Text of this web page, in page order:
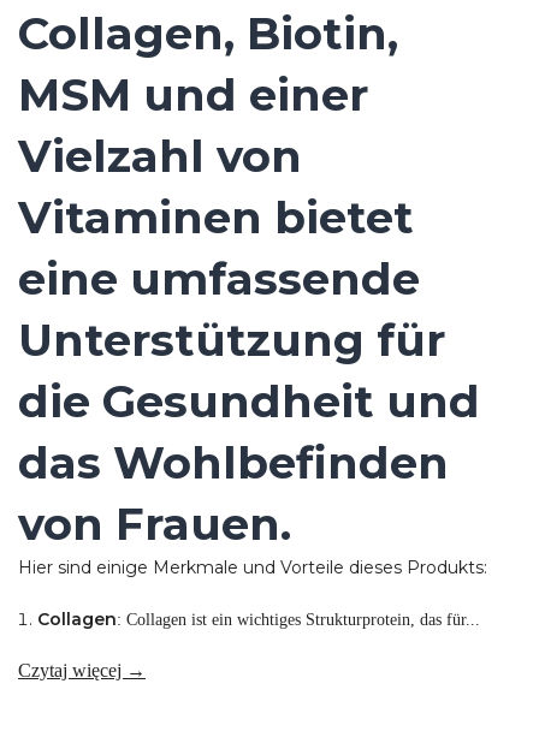
Collagen, Biotin,
MSM und einer
Vielzahl von
Vitaminen bietet
eine umfassende
Unterstützung für
die Gesundheit und
das Wohlbefinden
von Frauen.
Hier sind einige Merkmale und Vorteile dieses Produkts:
Collagen: Collagen ist ein wichtiges Strukturprotein, das für...
Czytaj więcej →